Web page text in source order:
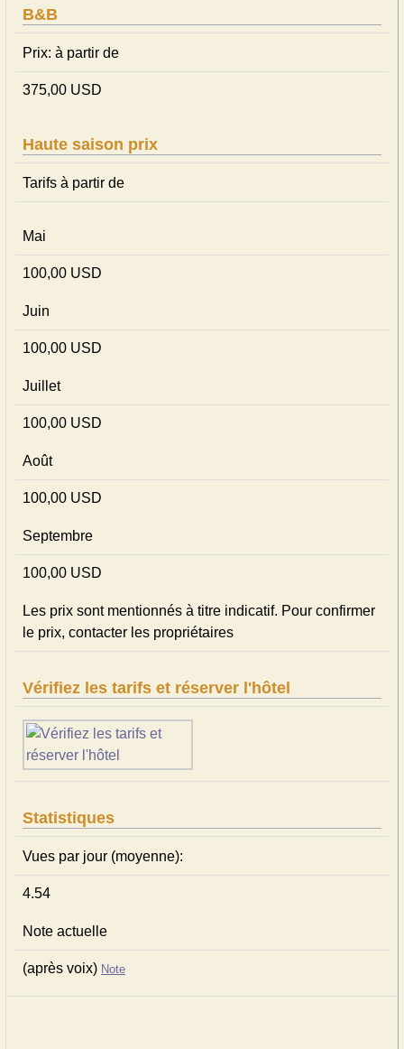
B&B
Prix: à partir de
375,00 USD
Haute saison prix
Tarifs à partir de
Mai
100,00 USD
Juin
100,00 USD
Juillet
100,00 USD
Août
100,00 USD
Septembre
100,00 USD
Les prix sont mentionnés à titre indicatif. Pour confirmer
le prix, contacter les propriétaires
Vérifiez les tarifs et réserver l'hôtel
Statistiques
Vues par jour (moyenne):
4.54
Note actuelle
(après voix) Note